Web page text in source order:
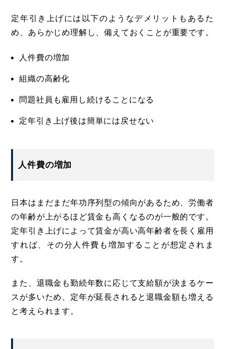
定年引き上げには以下のようなデメリットもあるた
め、あらかじめ理解し、備えておくことが重要です。
人件費の増加
組織の高齢化
問題社員も雇用し続けることになる
定年引き上げ後は簡単には戻せない
人件費の増加
日本はまだまだ年功序列型の傾向があるため、労働者
の年齢が上がるほど賃金も高くなるのが一般的です。
定年引き上げによって賃金が高い高年齢者を長く雇用
すれば、その分人件費も増加することが想定されま
す。
また、退職金も勤続年数に応じて支給額が決まるケー
スが多いため、定年が延長されると退職金額も増える
と考えられます。